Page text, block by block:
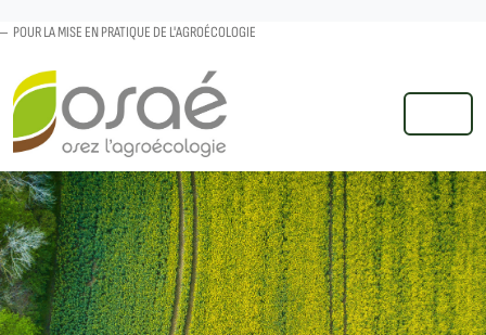
POUR LA MISE EN PRATIQUE DE L'AGROÉCOLOGIE
MENU